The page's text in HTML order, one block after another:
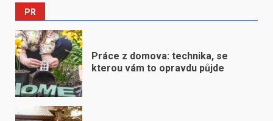
PR
Práce z domova: technika, se
kterou vám to opravdu půjde